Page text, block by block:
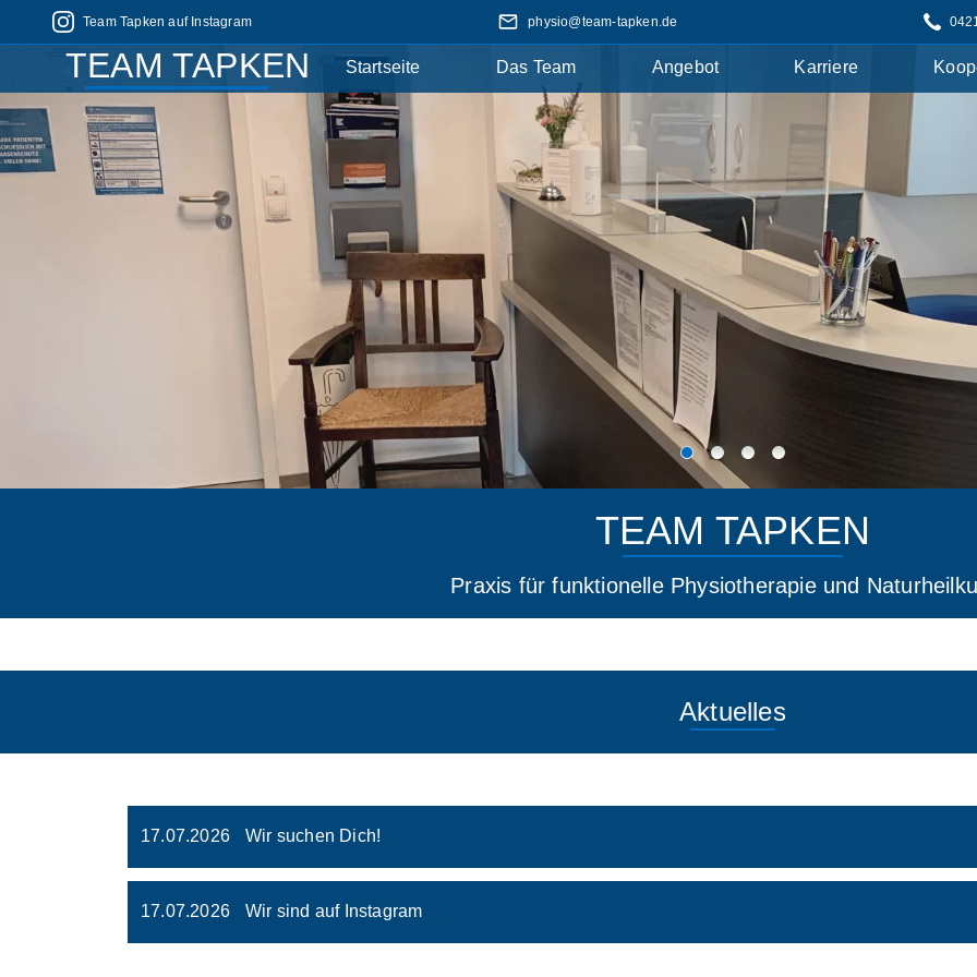
TEAM TAPKEN
Team Tapken auf Instagram physio@team-tapken.de
Startseite Das Team Angebot Karriere
TEAM TAPKEN
Praxis für funktionelle Physiotherapie und
Aktuelles
17.07.2026 Wir suchen Dich!
17.07.2026 Wir sind auf Instagram